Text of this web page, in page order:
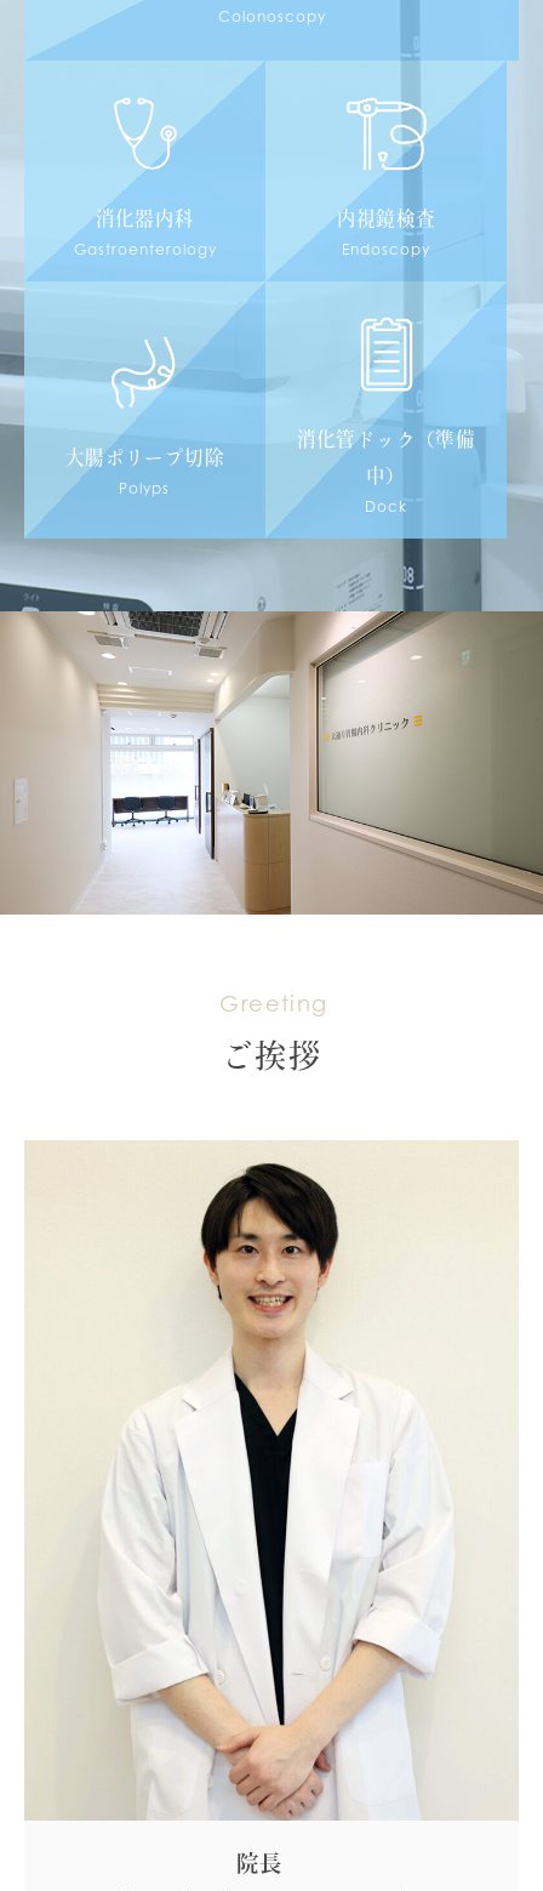
Colonoscopy
消化器内科
Gastroenterology
内視鏡検査
Endoscopy
大腸ポリープ切除
Polyps
消化管ドック（準備
中）
Dock
Greeting
ご挨拶
院長